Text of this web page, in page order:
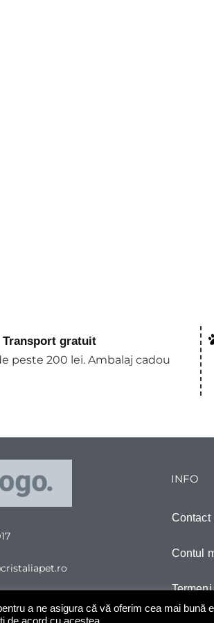
Transport gratuit
peste 200 lei. Ambalaj cadou
INFO
Contact
Contul
a ne asigura că vă oferim cea mai
de acord cu acestea.